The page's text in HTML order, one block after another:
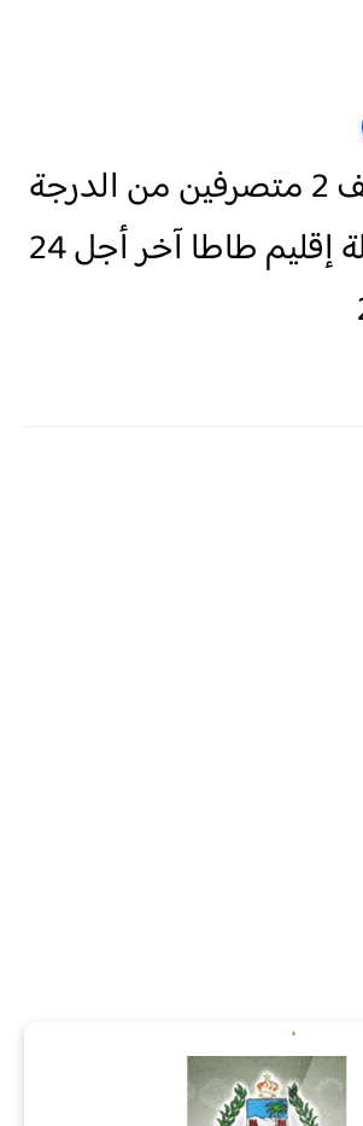
مباراة توظيف 2 متصرفين من الدرجة
الثانية بعمالة إقليم طاطا آخر أجل 24